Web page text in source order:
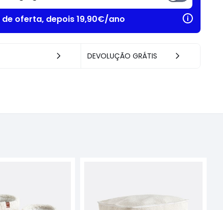
de oferta, depois 19,90€/ano
DEVOLUÇÃO GRÁTIS